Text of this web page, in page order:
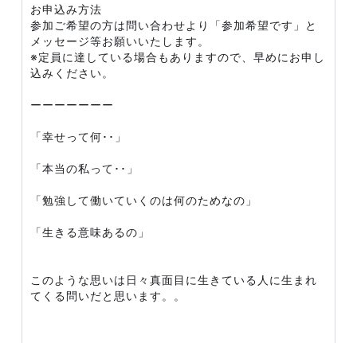
お申込み方法
参加ご希望の方は問い合わせより「参加希望です」と
メッセージ等お願いいたします。
※定員に達している場合もありますので、早めにお申し
込みください。
ーーーーーーー
「幸せって何･･」
「本当の私って･･」
「勉強して働いていくのは何のためなの」
「生きる意味あるの」
このような思いは日々真面目に生きている人に生まれ
てくる問いだと思います。。